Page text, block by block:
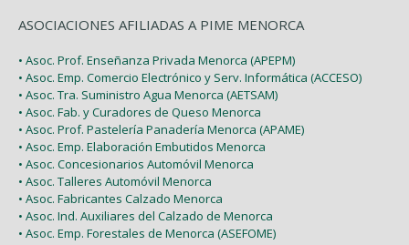
ASOCIACIONES AFILIADAS A PIME MENORCA
• Asoc. Prof. Enseñanza Privada Menorca (APEPM)
• Asoc. Emp. Comercio Electrónico y Serv. Informática (ACCESO)
• Asoc. Tra. Suministro Agua Menorca (AETSAM)
• Asoc. Fab. y Curadores de Queso Menorca
• Asoc. Prof. Pastelería Panadería Menorca (APAME)
• Asoc. Emp. Elaboración Embutidos Menorca
• Asoc. Concesionarios Automóvil Menorca
• Asoc. Talleres Automóvil Menorca
• Asoc. Fabricantes Calzado Menorca
• Asoc. Ind. Auxiliares del Calzado de Menorca
• Asoc. Emp. Forestales de Menorca (ASEFOME)